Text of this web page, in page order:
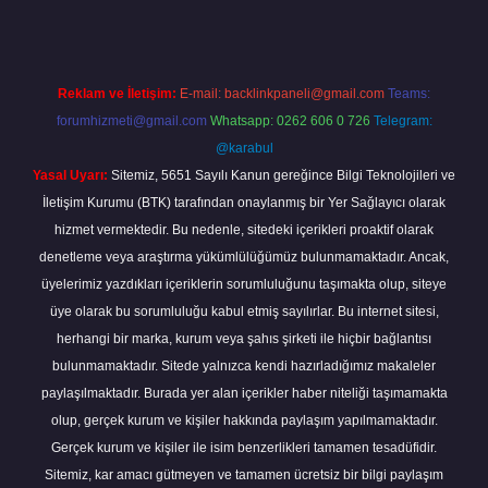
Reklam ve İletişim: E-mail: backlinkpaneli@gmail.com Teams:
forumhizmeti@gmail.com Whatsapp: 0262 606 0 726 Telegram:
@karabul
Yasal Uyarı: Sitemiz, 5651 Sayılı Kanun gereğince Bilgi Teknolojileri ve
İletişim Kurumu (BTK) tarafından onaylanmış bir Yer Sağlayıcı olarak
hizmet vermektedir. Bu nedenle, sitedeki içerikleri proaktif olarak
denetleme veya araştırma yükümlülüğümüz bulunmamaktadır. Ancak,
üyelerimiz yazdıkları içeriklerin sorumluluğunu taşımakta olup, siteye
üye olarak bu sorumluluğu kabul etmiş sayılırlar. Bu internet sitesi,
herhangi bir marka, kurum veya şahıs şirketi ile hiçbir bağlantısı
bulunmamaktadır. Sitede yalnızca kendi hazırladığımız makaleler
paylaşılmaktadır. Burada yer alan içerikler haber niteliği taşımamakta
olup, gerçek kurum ve kişiler hakkında paylaşım yapılmamaktadır.
Gerçek kurum ve kişiler ile isim benzerlikleri tamamen tesadüfidir.
Sitemiz, kar amacı gütmeyen ve tamamen ücretsiz bir bilgi paylaşım